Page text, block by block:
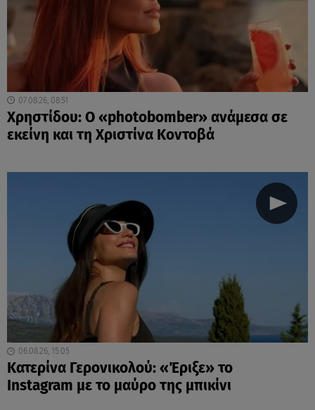
07.08.26, 08:51
Χρηστίδου: Ο «photobomber» ανάμεσα σε
εκείνη και τη Χριστίνα Κοντοβά
06.08.26, 15:05
Κατερίνα Γερονικολού: «Έριξε» το
Instagram με το μαύρο της μπικίνι